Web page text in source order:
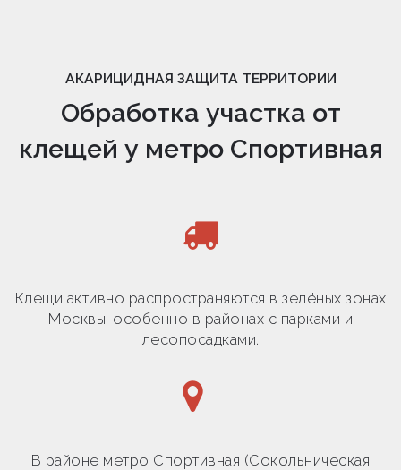
АКАРИЦИДНАЯ ЗАЩИТА ТЕРРИТОРИИ
Обработка участка от
клещей у метро Спортивная
Клещи активно распространяются в зелёных зонах
Москвы, особенно в районах с парками и
лесопосадками.
В районе метро Спортивная (Сокольническая